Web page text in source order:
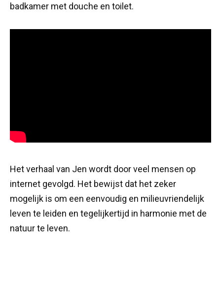
badkamer met douche en toilet.
Het verhaal van Jen wordt door veel mensen op
internet gevolgd. Het bewijst dat het zeker
mogelijk is om een ​​eenvoudig en milieuvriendelijk
leven te leiden en tegelijkertijd in harmonie met de
natuur te leven.